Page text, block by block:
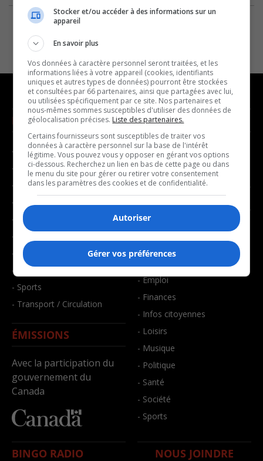
NOUVELLES
- Affaires municipales
- Communauté / Social
- Culture
- Économie
- Éducation
- Environnement
- Faits divers
- Santé et bien-être
- Sports
- Transport / Circulation
ÉMISSIONS
Avec la participation du
gouvernement du
Canada
MUSIQUE
- Décompte franco
- Joué récemment
BALADOS
- Affaires
- Emploi
- Finances
- Infos citoyennes
- Loisirs
- Musique
- Politique
- Santé
- Société
- Sports
BINGO RADIO NOUS JOINDRE
Stocker et/ou accéder à des informations sur un
appareil
En savoir plus
Vos données à caractère personnel seront traitées, et les
informations liées à votre appareil (cookies, identifiants
uniques et autres types de données) pourront être stockées
et consultées par 66 partenaires, ainsi que partagées avec lui,
ou utilisées spécifiquement par ce site. Nos partenaires et
nous-mêmes sommes susceptibles d'utiliser des données de
géolocalisation précises. Liste des partenaires.
Certains fournisseurs sont susceptibles de traiter vos
données à caractère personnel sur la base de l'intérêt
légitime. Vous pouvez vous y opposer en gérant vos options
ci-dessous. Recherchez un lien en bas de cette page ou dans
le menu du site pour gérer ou retirer votre consentement
dans les paramètres des cookies et de confidentialité.
Autoriser
Gérer vos préférences